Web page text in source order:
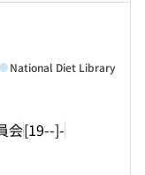
会[19--]-
National Diet Library